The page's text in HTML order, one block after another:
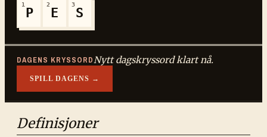
1
P
2
E
3
S
DAGENS KRYSSORDNytt dagskryssord klart nå.
SPILL DAGENS →
Definisjoner